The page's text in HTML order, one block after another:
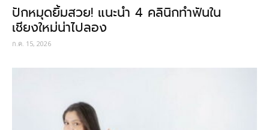
ปักหมุดยิ้มสวย! แนะนำ 4 คลินิกทำฟันใน
เชียงใหม่น่าไปลอง
ก.ค. 15, 2026